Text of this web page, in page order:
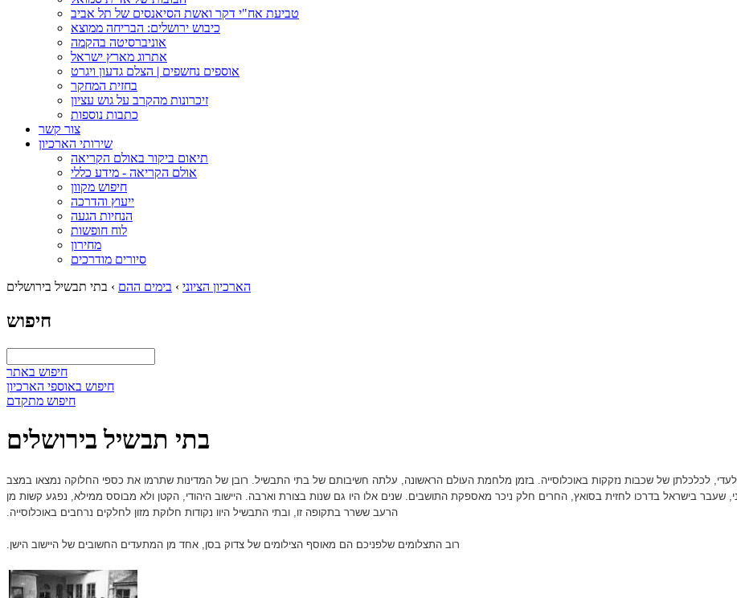
טביעת אח"י דקר ואשת הסיאנסים של תל אביב
כיבוש ירושלים: הבריחה ממוצא
אוניברסיטה בהקמה
אתרוג מארץ ישראל
אוספים נחשפים | הצלם גדעון ויגרט
בחזית המחקר
זיכרונות מהקרב על גוש עציון
כתבות נוספות
צור קשר
שירותי הארכיון
תיאום ביקור באולם הקריאה
אולם הקריאה - מידע כללי
חיפוש מקוון
ייעוץ והדרכה
הנחיות הגעה
לוח חופשות
מחירון
סיורים מודרכים
הארכיון הציוני › בימים ההם › בתי תבשיל בירושלים
חיפוש
חיפוש באתר
חיפוש באוספי הארכיון
חיפוש מתקדם
בתי תבשיל בירושלים
לכלכלתן של שכבות נזקקות באוכלוסייה. בזמן מלחמת העולם הראשונה, עלתה חשיבותם של בתי התבשיל. רובן של המדינות שתרמו את כספי החלוקה נמצאו במצב
בישראל בדרכו לחזית בסואץ, החרים חלק ניכר מאספקת התושבים. שנים אלו היו גם שנות בצורת וארבה. היישוב היהודי, הקטן ולא מבוסס ממילא, נפגע קשות מן
הרעב ששרר בתקופה זו, ובתי התבשיל היוו נקודות חלוקת מזון לחלקים נרחבים באוכלוסייה.
רוב התצלומים שלפניכם הם מאוסף הצילומים של צדוק בסן, אחד מן המתעדים החשובים של היישוב הישן.